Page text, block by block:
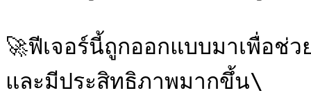
🚀ฟีเจอร์นี้ถูกออกแบบมาเพื่อช่
และมีประสิทธิภาพมากขึ้น\